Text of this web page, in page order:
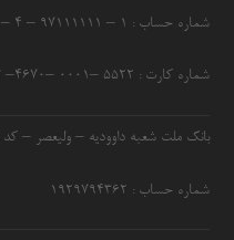
شماره حساب : ۱ – ۹۷۱۱۱۱۱۱ – ۴ – ۱۴۸
شماره کارت : ۵۵۲۲ –۰۰۰۱ –۴۶۷۰– ۶۳۹۳
بانک ملت شعبه داوودیه – ولیعصر – کد ۶۵۰۴۵
شماره حساب : ۱۹۲۹۷۹۴۳۶۲